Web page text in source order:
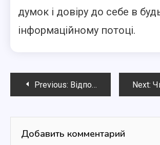
думок і довіру до себе в
інформаційному потоці.
Навигация
записям
Previous: Відповіді на поширені питання про безпечне споживання новин онлайн Next: Чим
Добавить комментарий